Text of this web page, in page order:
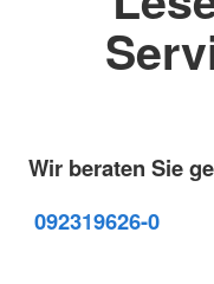
Wir beraten Sie
092319626-0